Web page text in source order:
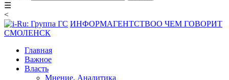
☰
<
ИНФОРМАГЕНТСТВОО ЧЕМ ГОВОРИТ
СМОЛЕНСК
Главная
Важное
Власть
Мнение, Аналитика